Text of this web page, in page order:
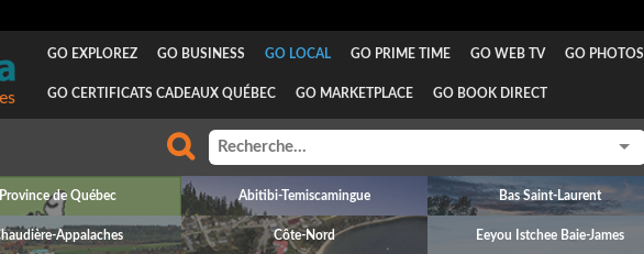
GO EXPLOREZ GO BUSINESS GO LOCAL GO PRIME TIME GO WEB TV GO PHOTOS
GO CERTIFICATS CADEAUX QUÉBEC GO MARKETPLACE GO BOOK DIRECT
Province de Québec Abitibi-Temiscamingue Bas Saint-Laurent
Appalaches Côte-Nord Eeyou Istchee Baie-James